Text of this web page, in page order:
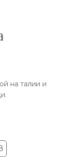
на талии и